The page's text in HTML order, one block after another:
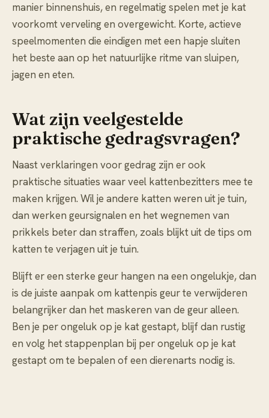
manier binnenshuis, en regelmatigspelen met je kat
voorkomt verveling en overgewicht. Korte, actieve
speelmomenten die eindigen met een hapje sluiten
het beste aan op het natuurlijke ritme van sluipen,
jagen en eten.
Wat zijn veelgestelde
praktische gedragsvragen?
Naast verklaringen voor gedrag zijn er ook
praktische situaties waar veel kattenbezitters mee te
maken krijgen. Wil je andere katten weren uit je tuin,
dan werken geursignalen en het wegnemen van
prikkels beter dan straffen, zoals blijkt uit de tips om
katten te verjagen uit je tuin.
Blijft er een sterke geur hangen na een ongelukje, dan
is de juiste aanpak om kattenpis geur te verwijderen
belangrijker dan het maskeren van de geur alleen.
Ben je per ongeluk op je kat gestapt, blijf dan rustig
en volg het stappenplan bij per ongeluk op je kat
gestaptom te bepalen of een dierenarts nodig is.